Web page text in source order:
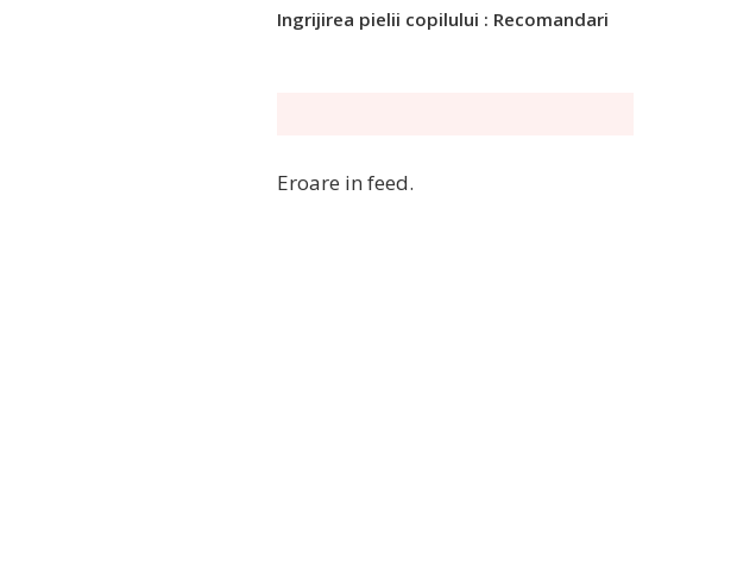
Ingrijirea pielii copilului : Recomandari
Eroare in feed.